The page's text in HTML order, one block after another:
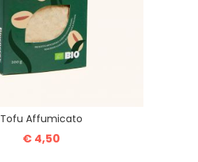
Tofu Affumicato
€ 4,50